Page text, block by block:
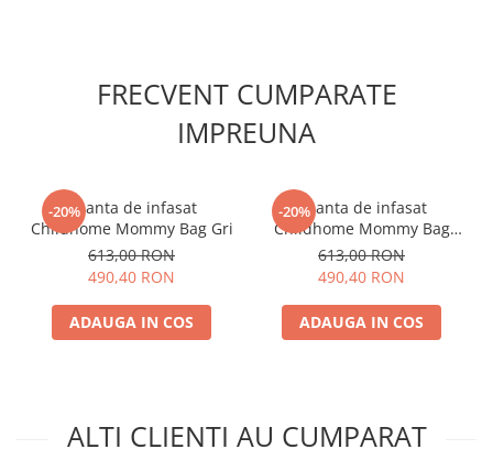
FRECVENT CUMPARATE
IMPREUNA
-20%Geanta de infasat
Childhome Mommy Bag Gri
613,00 RON
490,40 RON
ADAUGA IN COS
-20%Geanta de infasat
Childhome Mommy Bag
Ivoire
613,00 RON
490,40 RON
ADAUGA IN COS
ALTI CLIENTI AU CUMPARAT